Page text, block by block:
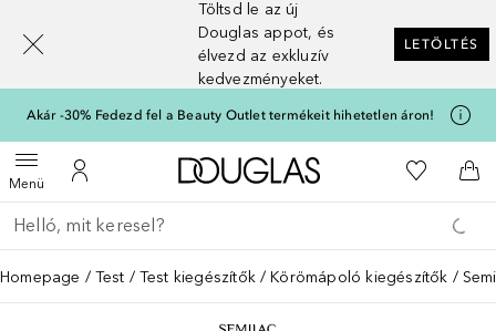
Töltsd le az új
Douglas appot, és
élvezd az exkluzív
kedvezményeket.
LETÖLTÉS
Akár -30% Fedezd fel a Beauty Outlet termékeit hihetetlen áron!
MenüMenü megnyitása
A fiókomhoz
A Douglas Főoldalra
A
Menj vissza
Keresés végrehajtása
Homepage Test Test kiegészítők Körömápoló kiegészítők
[navigation.slideout.screenreader]